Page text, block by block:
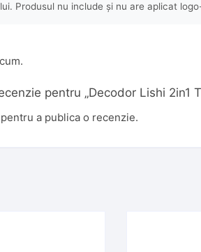
Produsul nu include și nu are aplicat
pentru „Decodor Lishi 2in1
pentru a publica o recenzie.